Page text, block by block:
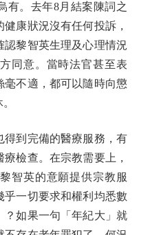
有。去年8月結案陳詞之
康狀況沒有任何投訴，
黎智英生理及心理情況
同意。當時法官甚至表
不適，都可以隨時向懲
到完備的醫療服務，有
檢查。在宗教需要上，
智英的意願提供宗教服
一切要求和權利均悉數
？如果一句「年紀大」就